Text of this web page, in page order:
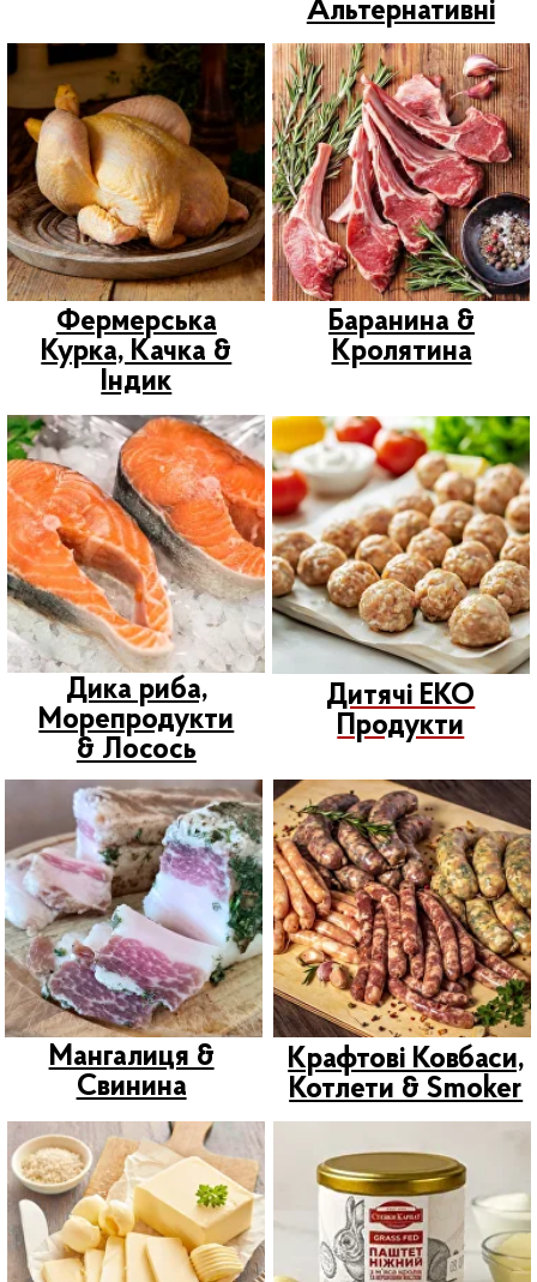
Шашлики, Реберця
& Маринад
Ресторанам &
ОПТ
Новинки
Мед & Десерти
Ласощі Для Домашніх